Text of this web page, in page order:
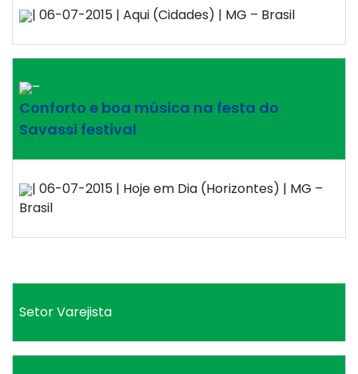
| 06-07-2015 | Aqui (Cidades) | MG – Brasil
–
Conforto e boa música na festa do
Savassi festival
| 06-07-2015 | Hoje em Dia (Horizontes) | MG –
Brasil
Setor Varejista